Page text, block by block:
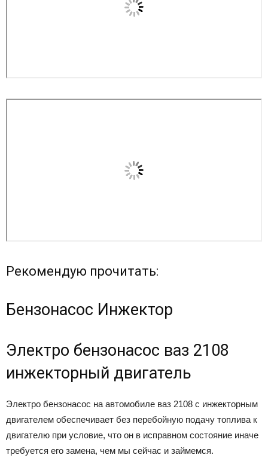
Рекомендую прочитать:
Бензонасос Инжектор
Электро бензонасос ваз 2108
инжекторный двигатель
Электро бензонасос на автомобиле ваз 2108 с инжекторным
двигателем обеспечивает без перебойную подачу топлива к
двигателю при условие, что он в исправном состояние иначе
требуется его замена, чем мы сейчас и займемся.